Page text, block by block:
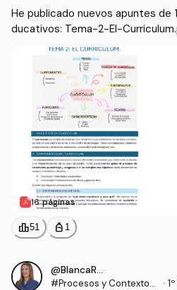
He publicado nuevos apuntes de
ducativos: Tema-2-El-
16 páginas
leaderboard51 personal_bag 1
@BlancaRomero02
#Procesos y Contextos
·